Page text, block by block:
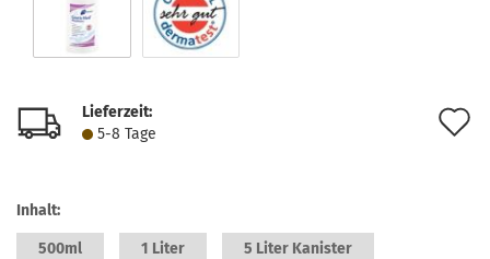
Lieferzeit:
5-8 Tage
Inhalt:
500ml 1 Liter 5 Liter Kanister